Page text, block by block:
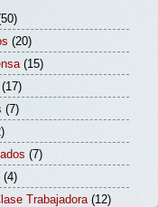
(20)
(15)
(17)
(7)
(7)
(4)
Trabajadora (12)